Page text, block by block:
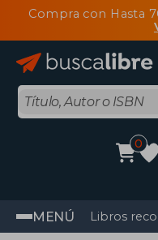
Compra con Hasta
0
MENÚ Libros